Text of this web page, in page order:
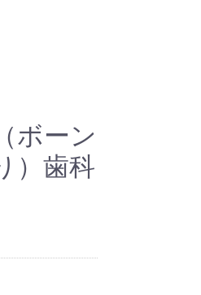
ボーン
）歯科